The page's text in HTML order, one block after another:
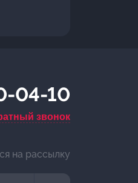
04-10
звонок
на рассылку